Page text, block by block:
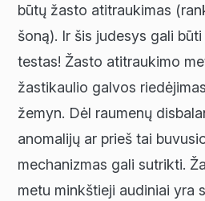
būtų žasto atitraukimas
šoną). Ir šis judesys gali
testas! Žasto atitraukimo
žastikaulio galvos
žemyn. Dėl raumenų
anomalijų ar prieš tai
mechanizmas gali sutrikti.
metu minkštieji audiniai yra